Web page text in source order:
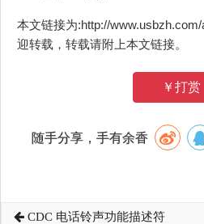
本文链接为:http://
迎转载，转载请附上本文链接。
￥打赏
随手分享，手有余香
CDC 电话铃声功能描述符